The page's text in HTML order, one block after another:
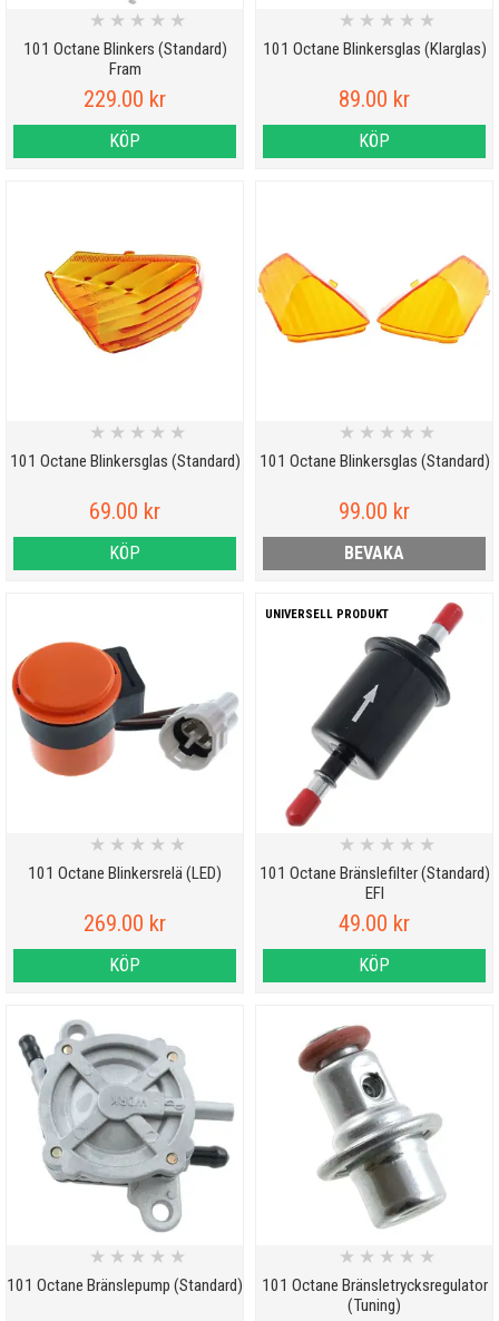
101 Octane Blinkers (Standard)
Fram
★ ★ ★ ★ ★
229.00 kr
KÖP
101 Octane Blinkersglas (Klarglas)
★ ★ ★ ★ ★
89.00 kr
KÖP
101 Octane Blinkersglas (Standard)
★ ★ ★ ★ ★
69.00 kr
KÖP
101 Octane Blinkersglas (Standard)
★ ★ ★ ★ ★
99.00 kr
BEVAKA
101 Octane Blinkersrelä (LED)
★ ★ ★ ★ ★
269.00 kr
KÖP
UNIVERSELL PRODUKT
101 Octane Bränslefilter (Standard)
EFI
★ ★ ★ ★ ★
49.00 kr
KÖP
101 Octane Bränslepump (Standard)
★ ★ ★ ★ ★
101 Octane Bränsletrycksregulator
(Tuning)
★ ★ ★ ★ ★